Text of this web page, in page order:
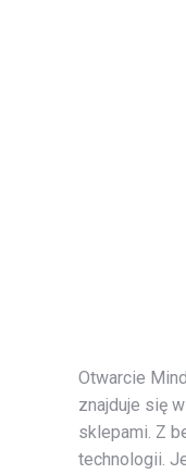
Otwarcie
znajduje się
sklepami. Z
technologii.